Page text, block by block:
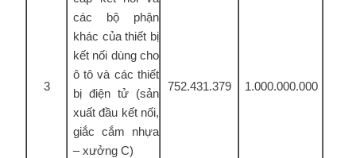
3
các bộ phận
khác của thiết bị
kết nối dùng cho
ô tô và các thiết
bị điện tử (sản
xuất đầu kết nối,
giắc cắm nhựa
– xưởng C)
752.431.379 1.000.000.000